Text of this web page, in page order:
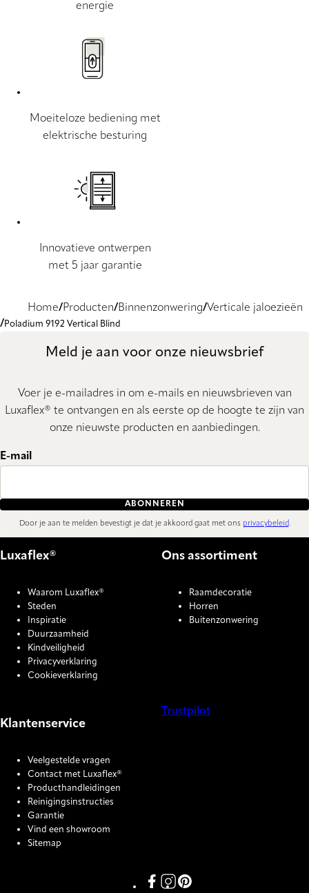
energie
Moeiteloze bediening met
elektrische besturing
Innovatieve ontwerpen
met 5 jaar garantie
Home Producten Binnenzonwering Verticale jaloezieën
Poladium 9192 Vertical Blind
Meld je aan voor onze nieuwsbrief
Voer je e-mailadres in om e-mails en nieuwsbrieven van
Luxaflex® te ontvangen en als eerste op de hoogte te zijn van
onze nieuwste producten en aanbiedingen.
E-mail
ABONNEREN
Door je aan te melden bevestigt je dat je akkoord gaat met ons privacybeleid.
Luxaflex®
Waarom Luxaflex®
Steden
Inspiratie
Duurzaamheid
Kindveiligheid
Privacyverklaring
Cookieverklaring
Ons assortiment
Raamdecoratie
Horren
Buitenzonwering
Klantenservice
Veelgestelde vragen
Contact met Luxaflex®
Producthandleidingen
Reinigingsinstructies
Garantie
Vind een showroom
Sitemap
Trustpilot
Link missing Display text from
Link missing Display text
Link missing Display text